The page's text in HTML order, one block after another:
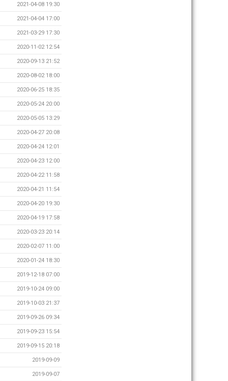
2021-04-08 19:30
2021-04-04 17:00
2021-03-29 17:30
2020-11-02 12:54
2020-09-13 21:52
2020-08-02 18:00
2020-06-25 18:35
2020-05-24 20:00
2020-05-05 13:29
2020-04-27 20:08
2020-04-24 12:01
2020-04-23 12:00
2020-04-22 11:58
2020-04-21 11:54
2020-04-20 19:30
2020-04-19 17:58
2020-03-23 20:14
2020-02-07 11:00
2020-01-24 18:30
2019-12-18 07:00
2019-10-24 09:00
2019-10-03 21:37
2019-09-26 09:34
2019-09-23 15:54
2019-09-15 20:18
2019-09-09
2019-09-07